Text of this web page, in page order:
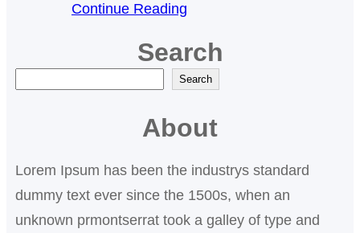
Continue Reading
Search
Search
About
Lorem Ipsum has been the industrys standard
dummy text ever since the 1500s, when an
unknown prmontserrat took a galley of type and